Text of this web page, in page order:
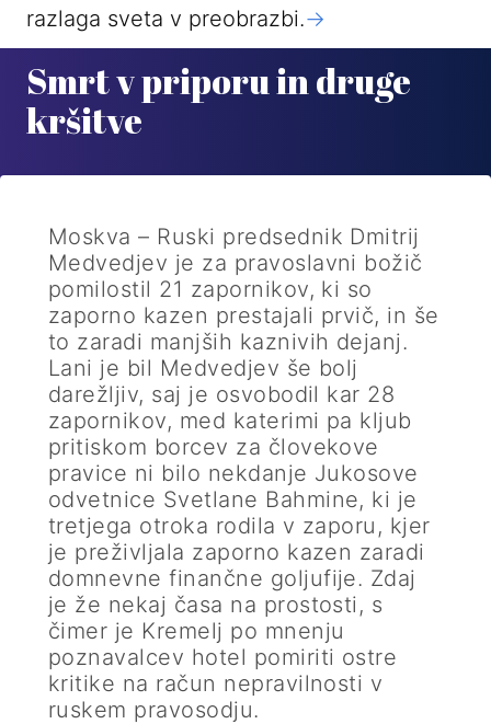
razlaga sveta v preobrazbi.->
Smrt v priporu in druge
kršitve
Moskva – Ruski predsednik Dmitrij
Medvedjev je za pravoslavni božič
pomilostil 21 zapornikov, ki so
zaporno kazen prestajali prvič, in še
to zaradi manjših kaznivih dejanj.
Lani je bil Medvedjev še bolj
darežljiv, saj je osvobodil kar 28
zapornikov, med katerimi pa kljub
pritiskom borcev za človekove
pravice ni bilo nekdanje Jukosove
odvetnice Svetlane Bahmine, ki je
tretjega otroka rodila v zaporu, kjer
je preživljala zaporno kazen zaradi
domnevne finančne goljufije. Zdaj
je že nekaj časa na prostosti, s
čimer je Kremelj po mnenju
poznavalcev hotel pomiriti ostre
kritike na račun nepravilnosti v
ruskem pravosodju.